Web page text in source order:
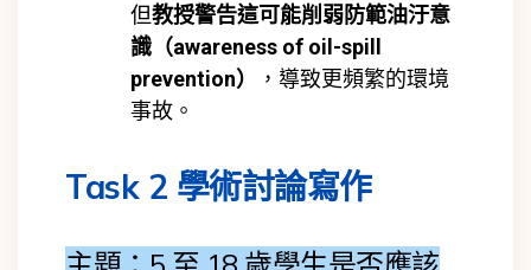
但教授警告這可能削弱防範油汙意
識（awareness of oil-spill
prevention）
，導致更頻繁的環境
事故。
Task 2 學術討論寫作